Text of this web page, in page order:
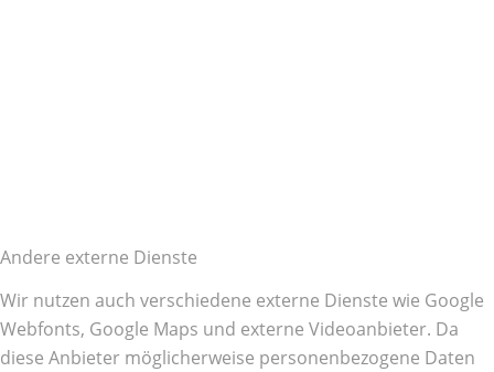
Andere externe Dienste
Wir nutzen auch verschiedene externe Dienste wie Google
Webfonts, Google Maps und externe Videoanbieter. Da
diese Anbieter möglicherweise personenbezogene Daten